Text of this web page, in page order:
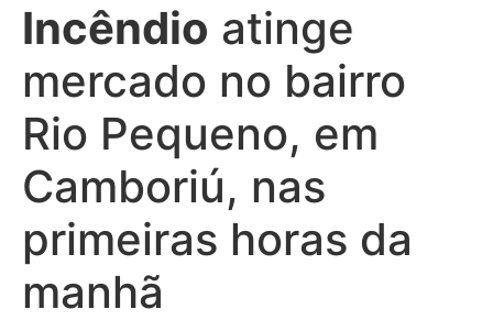
Incêndio atinge
mercado no bairro
Rio Pequeno, em
Camboriú, nas
primeiras horas da
manhã